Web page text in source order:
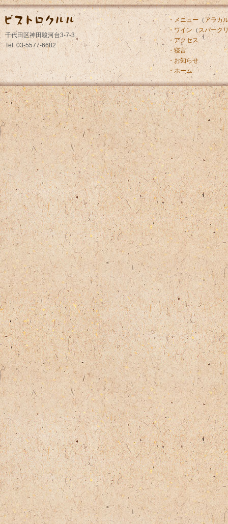
千代田区神田駿河台3-7-3
Tel. 03-5577-6682
・メニュー（ アラカ
・ワイン （スパーク
・アクセス
・寝言
・お知らせ
・ホーム